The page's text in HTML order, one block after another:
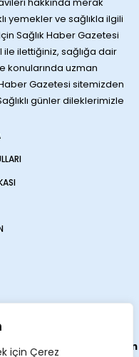
için Çerez
yemekler ve sağlıkla ilgili
Sağlık Haber Gazetesi
ile ilettiğiniz, sağlığa dair
konularında uzman
Gazetesi sitemizden
günler dileklerimizle
Global
tarafından